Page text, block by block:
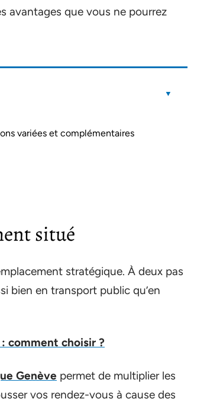
avantages que vous ne pourrez
variées et complémentaires
situé
stratégique. À deux pas
bien en transport public qu’en
comment choisir ?
Genève permet de multiplier les
vos rendez-vous à cause des